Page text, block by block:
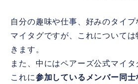
自分の趣味や仕事、好みのタイ
マイタグですが、これについて
きます。
また、中にはペアーズ公式マイタ
これに参加しているメンバー同